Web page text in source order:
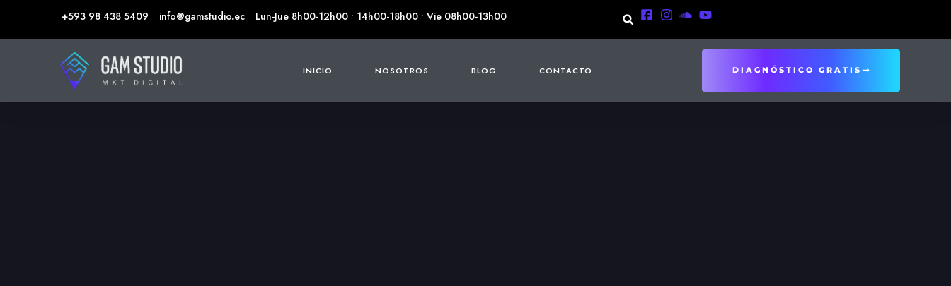
+593 98 438 5409 info@gamstudio.ec Lun-Jue 8h00-12h00 • 14h00-18h00 • Vie 08h00-13h00
INICIO NOSOTROS BLOG CONTACTO DIAGNÓSTICO GRATIS